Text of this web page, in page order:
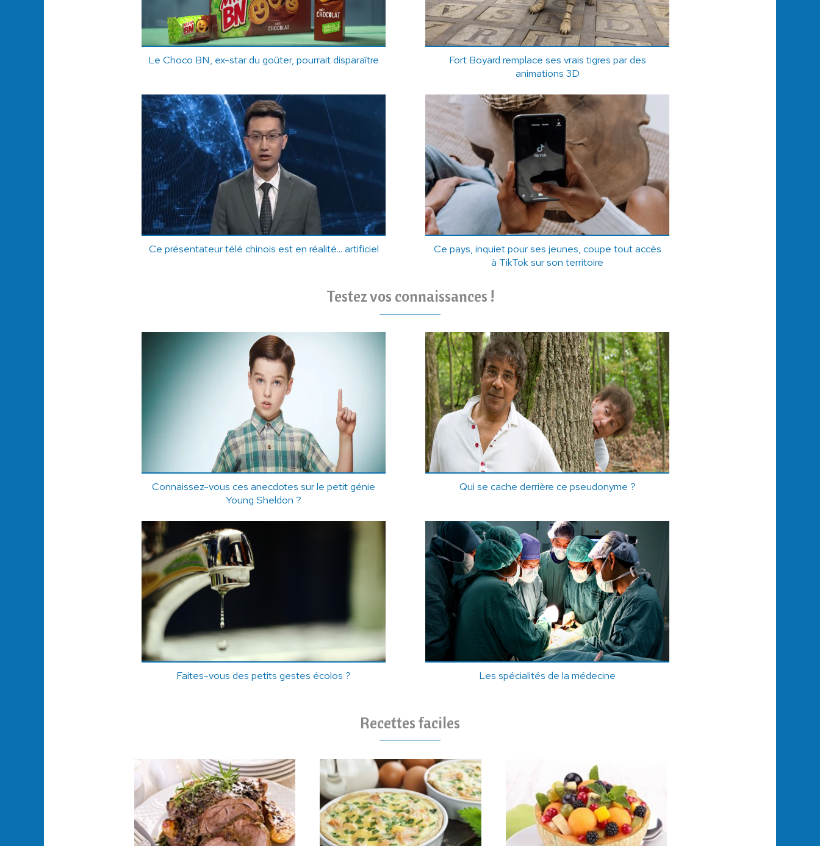
Le Choco BN, ex-star du goûter, pourrait disparaître
Fort Boyard remplace ses vrais tigres par des
animations 3D
Ce présentateur télé chinois est en réalité... artificiel
Ce pays, inquiet pour ses jeunes, coupe tout accès
à TikTok sur son territoire
Testez vos connaissances !
Connaissez-vous ces anecdotes sur le petit génie
Young Sheldon ?
Qui se cache derrière ce pseudonyme ?
Faites-vous des petits gestes écolos ? Les spécialités de la médecine
Recettes faciles